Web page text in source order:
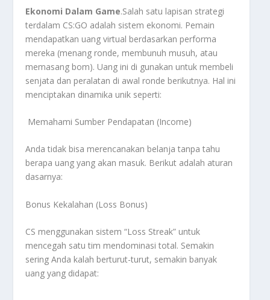
Ekonomi Dalam Game.Salah satu lapisan strategi
terdalam CS:GO adalah sistem ekonomi. Pemain
mendapatkan uang virtual berdasarkan performa
mereka (menang ronde, membunuh musuh, atau
memasang bom). Uang ini di gunakan untuk membeli
senjata dan peralatan di awal ronde berikutnya. Hal ini
menciptakan dinamika unik seperti:
Memahami Sumber Pendapatan (Income)
Anda tidak bisa merencanakan belanja tanpa tahu
berapa uang yang akan masuk. Berikut adalah aturan
dasarnya:
Bonus Kekalahan (Loss Bonus)
CS menggunakan sistem “Loss Streak” untuk
mencegah satu tim mendominasi total. Semakin
sering Anda kalah berturut-turut, semakin banyak
uang yang didapat: